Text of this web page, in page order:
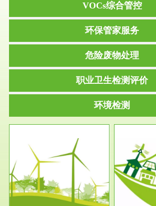
VOCs综合管控
环保管家服务
危险废物处理
职业卫生检测评价
环境检测
服务范围
环保竣工验收
根据《建设项目环境保护管理条